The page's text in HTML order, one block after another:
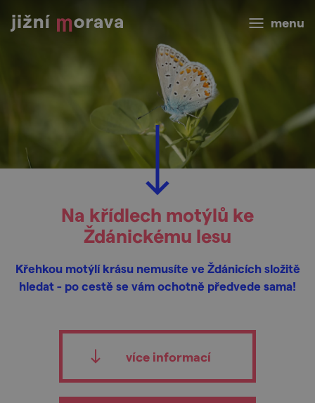
menu
Na křídlech motýlů ke
Ždánickému lesu
Křehkou motýlí krásu nemusíte ve Ždánicích složitě
hledat - po cestě se vám ochotně předvede sama!
více informací